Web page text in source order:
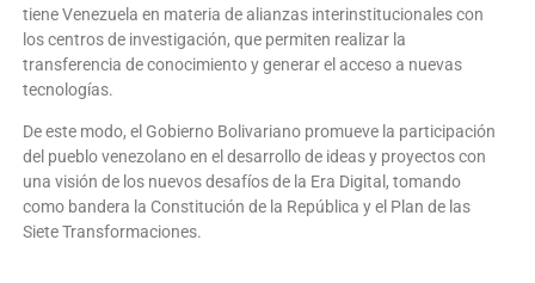
tiene Venezuela en materia de alianzas interinstitucionales con
los centros de investigación, que permiten realizar la
transferencia de conocimiento y generar el acceso a nuevas
tecnologías.
De este modo, el Gobierno Bolivariano promueve la participación
del pueblo venezolano en el desarrollo de ideas y proyectos con
una visión de los nuevos desafíos de la Era Digital, tomando
como bandera la Constitución de la República y el Plan de las
Siete Transformaciones.